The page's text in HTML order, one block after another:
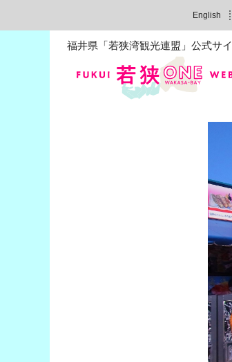
English
福井県「若狭湾観光連盟」公式サ